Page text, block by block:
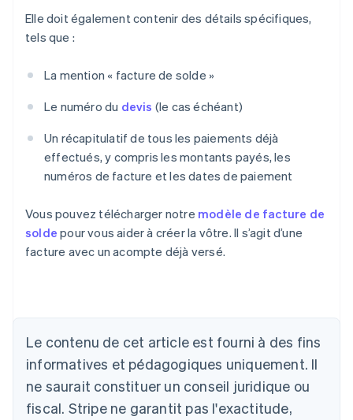
Elle doit également contenir des détails spécifiques,
tels que :
La mention « facture de solde »
Le numéro du devis (le cas échéant)
Un récapitulatif de tous les paiements déjà
effectués, y compris les montants payés, les
numéros de facture et les dates de paiement
Vous pouvez télécharger notre modèle de facture de
solde pour vous aider à créer la vôtre. Il s’agit d’une
facture avec un acompte déjà versé.
Le contenu de cet article est fourni à des fins
informatives et pédagogiques uniquement. Il
ne saurait constituer un conseil juridique ou
fiscal. Stripe ne garantit pas l'exactitude,
Allemagne
Belgique
Nederlands Français Deutsch English
Brésil
Português English
Bulgarie